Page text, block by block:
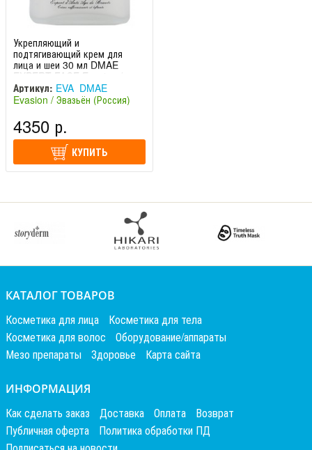
Укрепляющий и
подтягивающий крем для
лица и шеи 30 мл DMAE
EXPERT FACE Evasion /
Эвазьон
Артикул: EVA_DMAE
Evasion / Эвазьён (Россия)
4350 р.
КУПИТЬ
КАТАЛОГ ТОВАРОВ
Косметика для лица
Косметика для тела
Косметика для волос
Оборудование/аппараты
Мезо препараты
Здоровье Карта сайта
ИНФОРМАЦИЯ
Как сделать заказ Доставка Оплата
Возврат
Публичная оферта
Политика обработки ПД